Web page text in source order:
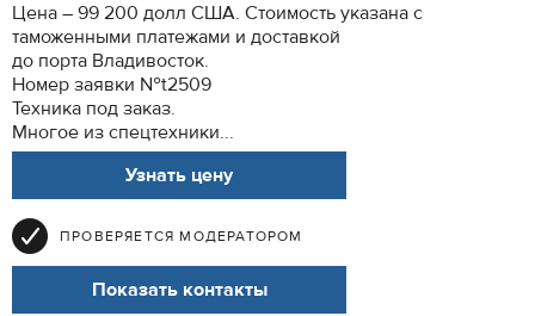
Цена – 99 200 долл США. Стоимость указана с
таможенными платежами и доставкой
до порта Владивосток.
Номер заявки №t2509
Техника под заказ.
Многое из спецтехники...
Узнать цену
ПРОВЕРЯЕТСЯ МОДЕРАТОРОМ
Показать контакты